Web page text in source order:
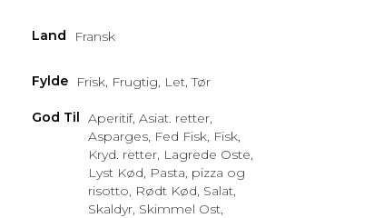
Land Fransk
Fylde Frisk, Frugtig, Let, Tør
God Til Aperitif, Asiat. retter,
Asparges, Fed Fisk, Fisk,
Kryd. retter, Lagrede Oste,
Lyst Kød, Pasta, pizza og
risotto, Rødt Kød, Salat,
Skaldyr, Skimmel Ost,